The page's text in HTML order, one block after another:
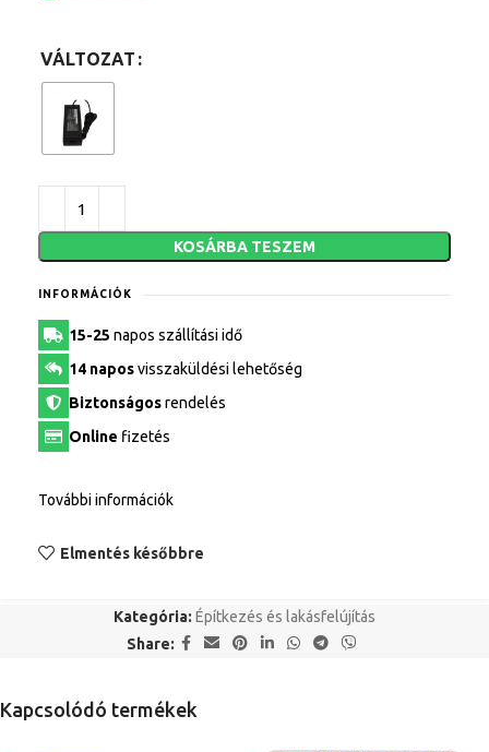
VÁLTOZAT
KOSÁRBA TESZEM
INFORMÁCIÓK
15-25 napos szállítási idő
14 naposvisszaküldési lehetőség
Biztonságosrendelés
Online fizetés
További információk
Elmentés későbbre
Kategória: Építkezés és lakásfelújítás
Share:
Kapcsolódó termékek